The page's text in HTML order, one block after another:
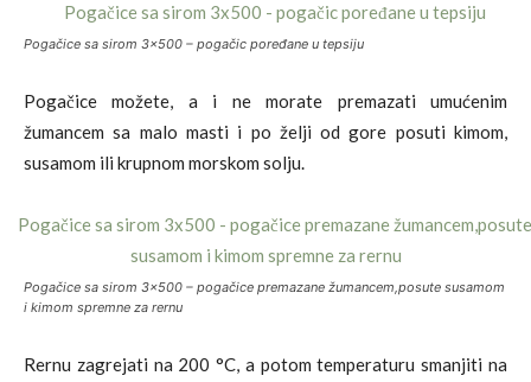
Pogačice sa sirom 3×500 – pogačic poređane u tepsiju
Pogačice možete, a i ne morate premazati umućenim
žumancem sa malo masti i po želji od gore posuti kimom,
susamom ili krupnom morskom solju.
Pogačice sa sirom 3×500 – pogačice premazane žumancem,posute susamom
i kimom spremne za rernu
Rernu zagrejati na 200 °C, a potom temperaturu smanjiti na